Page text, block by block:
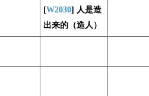
[W2030] 人是造
出来的（造人）